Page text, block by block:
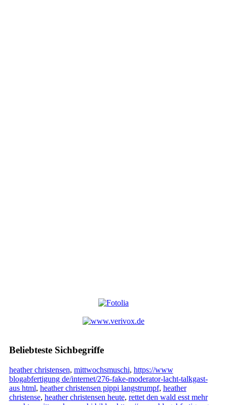
Beliebteste Sichbegriffe
heather christensen, mittwochsmuschi, https://www
blogabfertigung de/internet/276-fake-moderator-lacht-talkgast-
aus html, heather christensen pippi langstrumpf, heather
christense, heather christensen heute, rettet den wald esst mehr